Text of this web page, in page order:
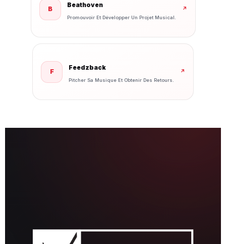
B
Beathoven
Promouvoir Et Développer Un Projet Musical.
↗
F
Feedzback
Pitcher Sa Musique Et Obtenir Des Retours.
↗